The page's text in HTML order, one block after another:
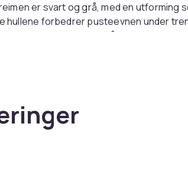
er svart og grå, med en utforming
hullene forbedrer pusteevnen under
passer perfekt til håndleddet.
mm håndledd
220/230/235/620/630/735XT